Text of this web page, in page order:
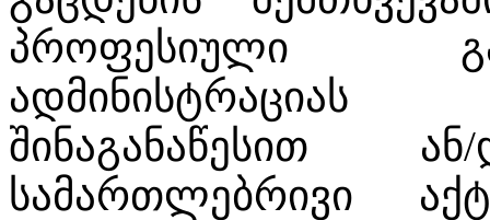
პროფესიული
შინაგანაწესით
სამართლებრივი